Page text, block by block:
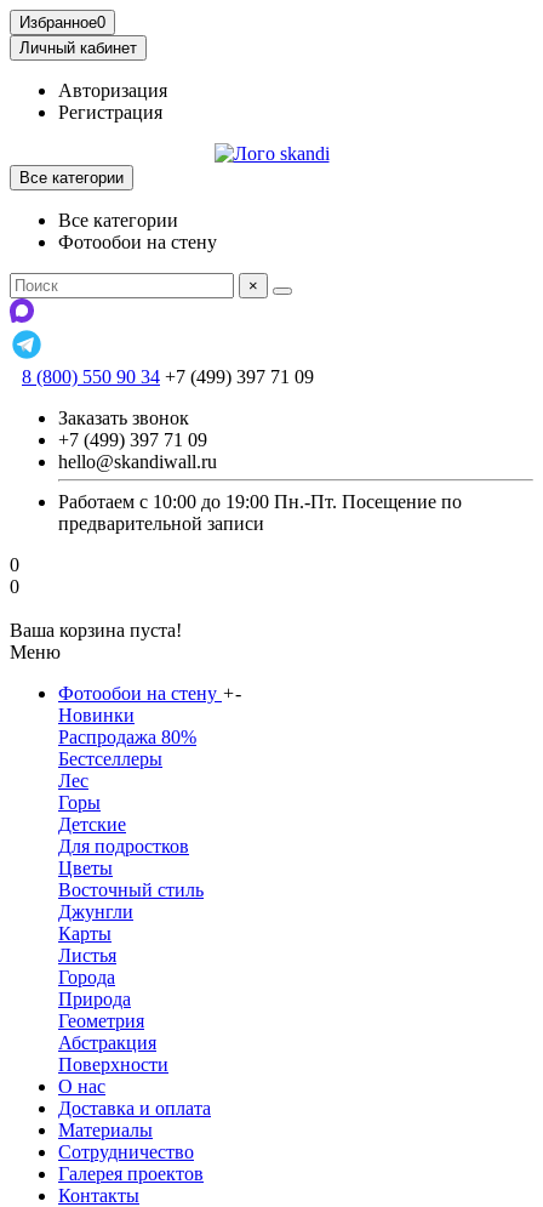
Избранное0
Личный кабинет
Авторизация
Регистрация
Все категории
Все категории
Фотообои на стену
×
8 (800) 550 90 34 +7 (499) 397 71 09
Заказать звонок
+7 (499) 397 71 09
hello@skandiwall.ru
Работаем с 10:00 до 19:00 Пн.-Пт. Посещение по
предварительной записи
0
0
Ваша корзина пуста!
Меню
Фотообои на стену +-
Новинки
Распродажа 80%
Бестселлеры
Лес
Горы
Детские
Для подростков
Цветы
Восточный стиль
Джунгли
Карты
Листья
Города
Природа
Геометрия
Абстракция
Поверхности
О нас
Доставка и оплата
Материалы
Сотрудничество
Галерея проектов
Контакты